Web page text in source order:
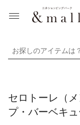
お探しのアイテムは？
セロトーレ（
プ・バーベキ